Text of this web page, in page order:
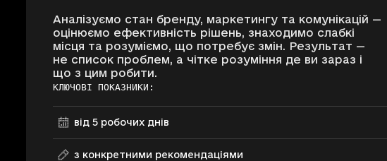
Ahead Foundation
Аналізуємо стан бренду, маркетингу та комунікацій —
оцінюємо ефективність рішень, знаходимо слабкі
місця та розуміємо, що потребує змін. Результат —
не список проблем, а чітке розуміння де ви зараз і
що з цим робити.
КЛЮЧОВІ ПОКАЗНИКИ:
від 5 робочих днів
з конкретними рекомендаціями